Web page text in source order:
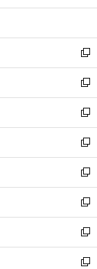
開
ウ
開
く
ン
ウ
で
開
く
ウ
ン
ド
ウ
で
開
く
新
し
い
ウ
ィ
ン
ド
ウ
で
開
く
新
し
い
ウ
ィ
ン
ド
ウ
で
開
く
新
し
い
ウ
ィ
ン
ド
ウ
で
開
く
新
し
い
ウ
ィ
ン
ド
ウ
で
新
し
い
ウ
ィ
ン
ド
新
し
い
ウ
ィ
新
し
い
新